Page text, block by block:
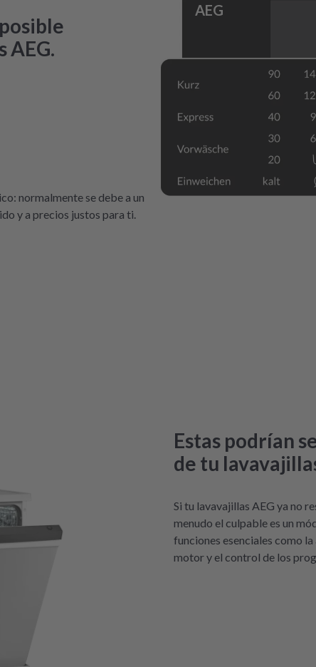
AEG.
normalmente se debe a un
y a precios justos para ti.
AEG
Estas podrían
de tu
Si tu lavavajillas AEG ya no
menudo el culpable es un
funciones esenciales como
motor y el control de los